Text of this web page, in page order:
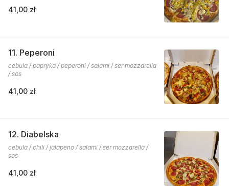
41,00 zł
11. Peperoni
cebula / papryka / peperoni / salami / ser mozzarella
/ sos
41,00 zł
12. Diabelska
cebula / chili / jalapeno / salami / ser mozzarella /
sos
41,00 zł